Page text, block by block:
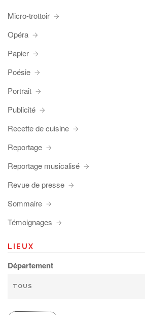
Micro-trottoir
Opéra
Papier
Poésie
Portrait
Publicité
Recette de cuisine
Reportage
Reportage musicalisé
Revue de presse
Sommaire
Témoignages
LIEUX
Département